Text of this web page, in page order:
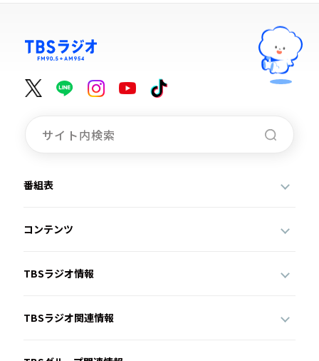
番組表
コンテンツ
TBSラジオ情報
TBSラジオ関連情報